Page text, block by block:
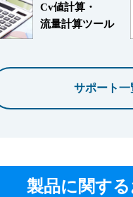
Cv値計算・
流量計算ツール
サポート一
製品に関す